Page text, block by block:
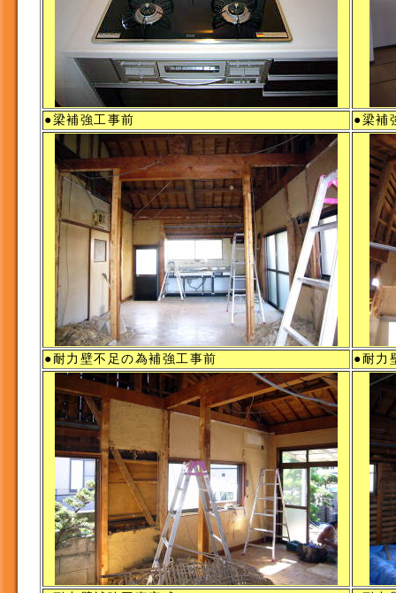
●梁補強工事前 ●梁補
●耐力壁不足の為補強工事前 ●耐力